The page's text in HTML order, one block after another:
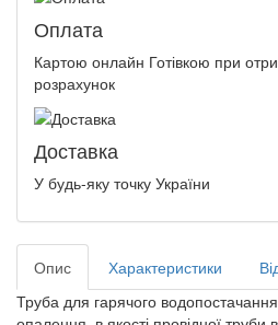
Оплата
Картою онлайн Готівкою при
розрахунок
Доставка
У будь-яку точку України
Опис Характеристики
Труба для гарячого